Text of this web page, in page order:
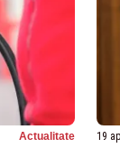
Actualitate 19